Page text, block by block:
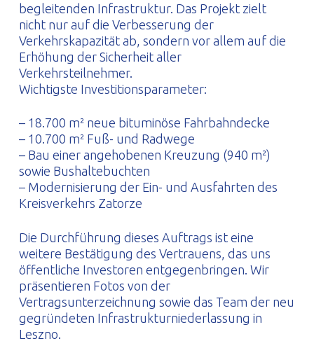
begleitenden Infrastruktur. Das Projekt zielt
nicht nur auf die Verbesserung der
Verkehrskapazität ab, sondern vor allem auf die
Erhöhung der Sicherheit aller
Verkehrsteilnehmer.
Wichtigste Investitionsparameter:
– 18.700 m² neue bituminöse Fahrbahndecke
– 10.700 m² Fuß- und Radwege
– Bau einer angehobenen Kreuzung (940 m²)
sowie Bushaltebuchten
– Modernisierung der Ein- und Ausfahrten des
Kreisverkehrs Zatorze
Die Durchführung dieses Auftrags ist eine
weitere Bestätigung des Vertrauens, das uns
öffentliche Investoren entgegenbringen. Wir
präsentieren Fotos von der
Vertragsunterzeichnung sowie das Team der neu
gegründeten Infrastrukturniederlassung in
Leszno.